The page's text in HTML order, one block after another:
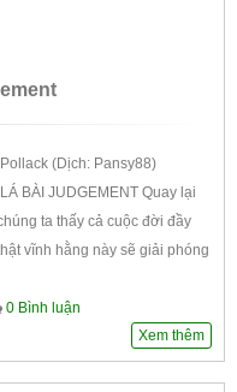
(Dịch: Pansy88)
BÀI JUDGEMENT Quay lại
ta thấy cả cuộc đời đầy
vĩnh hằng này sẽ giải phóng
0 Bình luận
Xem thêm